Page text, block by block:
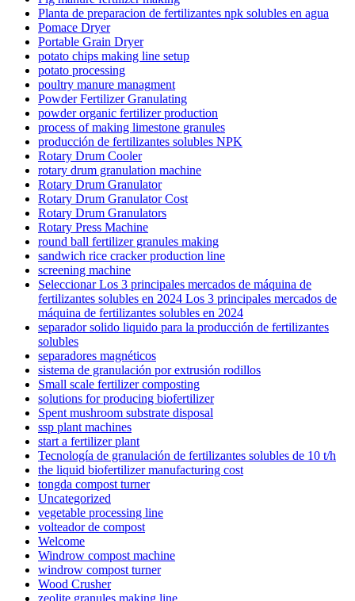
Planta de preparacion de fertilizantes npk solubles en agua
Pomace Dryer
Portable Grain Dryer
potato chips making line setup
potato processing
poultry manure managment
Powder Fertilizer Granulating
powder organic fertilizer production
process of making limestone granules
producción de fertilizantes solubles NPK
Rotary Drum Cooler
rotary drum granulation machine
Rotary Drum Granulator
Rotary Drum Granulator Cost
Rotary Drum Granulators
Rotary Press Machine
round ball fertilizer granules making
sandwich rice cracker production line
screening machine
Seleccionar Los 3 principales mercados de máquina de
fertilizantes solubles en 2024 Los 3 principales mercados de
máquina de fertilizantes solubles en 2024
separador solido liquido para la producción de fertilizantes
solubles
separadores magnéticos
sistema de granulación por extrusión rodillos
Small scale fertilizer composting
solutions for producing biofertilizer
Spent mushroom substrate disposal
ssp plant machines
start a fertilizer plant
Tecnología de granulación de fertilizantes solubles de 10 t/h
the liquid biofertilizer manufacturing cost
tongda compost turner
Uncategorized
vegetable processing line
volteador de compost
Welcome
Windrow compost machine
windrow compost turner
Wood Crusher
zeolite granules making line